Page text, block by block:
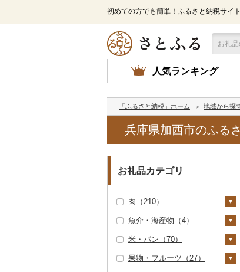
初めての方でも簡単！ふるさと納税サイト
人気ランキング
「ふるさと納税」ホーム 地域から探
兵庫県加西市のふる
お礼品カテゴリ
肉（210）
牛肉（精肉）（176）
ステーキ（40）
すき焼き（38）
牛肉（加工品）（1
魚介・海産物（4）
カニ（0）
エビ（0）
米・パン（70）
米（66）
果物・フルーツ（27）